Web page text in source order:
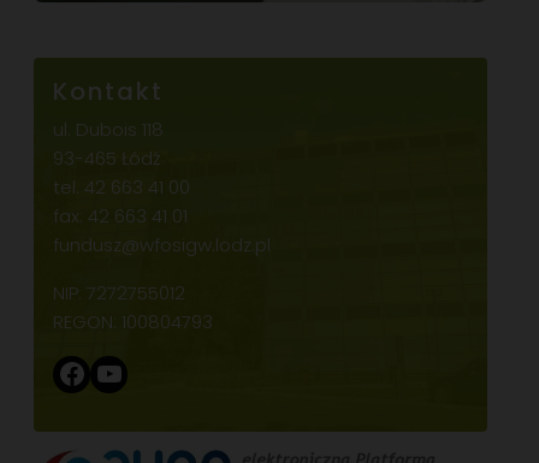
Kontakt
ul. Dubois 118
93-465 Łódź
tel. 42 663 41 00
fax: 42 663 41 01
fundusz@wfosigw.lodz.pl
NIP: 7272755012
REGON: 100804793
Facebook YouTube